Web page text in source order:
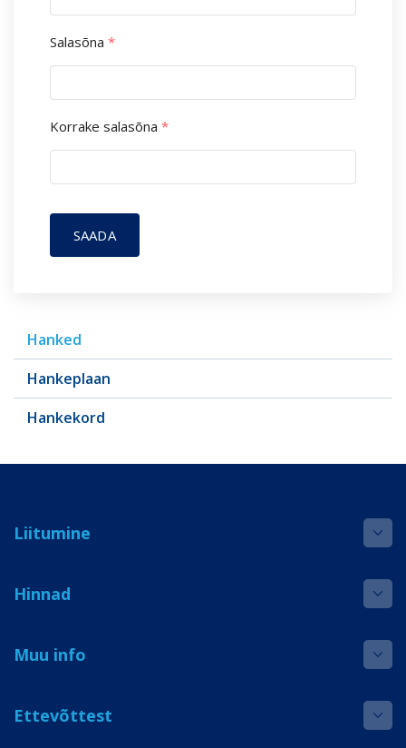
Hanked
Hankeplaan
Hankekord
Salasõna *
Korrake salasõna *
SAADA
Liitumine
Hinnad
Muu info
Ettevõttest